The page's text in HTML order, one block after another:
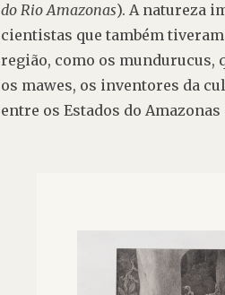
do Rio Amazonas). A natureza
cientistas que também
região, como os mundurucus,
os mawes, os inventores da
entre os Estados do Amazonas